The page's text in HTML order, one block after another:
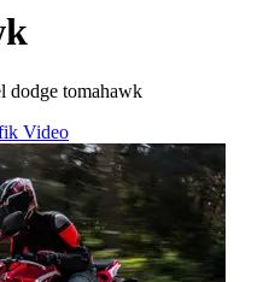
dodge tomahawk
Video